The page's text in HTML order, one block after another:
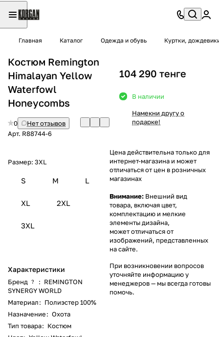
Главная Каталог Одежда и обувь Куртки,
Костюм Remington
Himalayan Yellow
Waterfowl
Honeycombs
0
Нет отзывов
Арт. R88744-6
Размер: 3XL
S M L
XL 2XL
3XL
Характеристики
Бренд ? : REMINGTON
SYNERGY WORLD
Материал: Полиэстер 100%
Назначение: Охота
Тип товара: Костюм
104 290 тенге
В наличии
Намекни другу о
подарке!
Цена действительна только для
интернет-магазина и может
отличаться от цен в розничных
магазинах
Внимание: Внешний вид
товара, включая цвет,
комплектацию и мелкие
элементы дизайна,
может отличаться от
изображений, представленных
на сайте.
При возникновении вопросов
уточняйте информацию у
менеджеров— мы всегда готовы
помочь.